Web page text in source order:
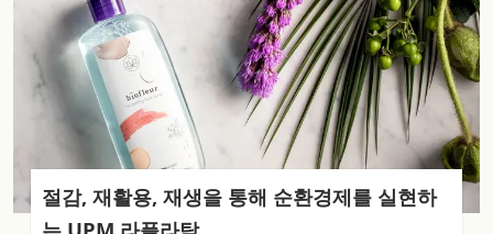
절감, 재활용, 재생을 통해 순환경제를 실현하